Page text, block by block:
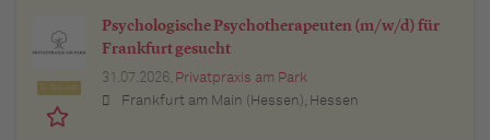
Psychologische Psychotherapeuten (m/w/d) für
Frankfurt gesucht
31.07.2026, Privatpraxis am Park
Frankfurt am Main (Hessen), Hessen